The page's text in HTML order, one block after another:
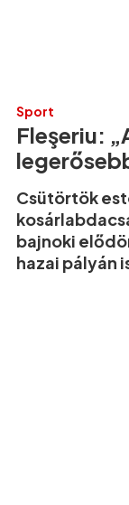
Sport
Fleşeriu:
Csütörtök
bajnoki
hazai pályán